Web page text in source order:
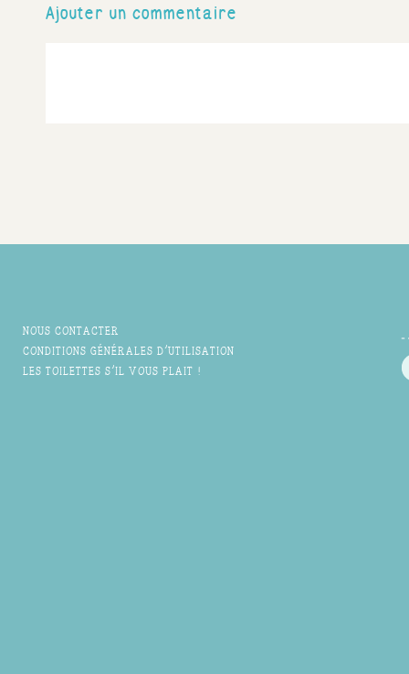
Ajouter un commentaire
NOUS CONTACTER
CONDITIONS GÉNÉRALES D'UTILISATION
LES TOILETTES S'IL VOUS PLAIT !